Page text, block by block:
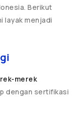
Berikut
layak menjadi
merek
dengan sertifikasi